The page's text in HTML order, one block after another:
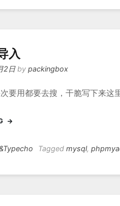
入
2日by packingbox
要用都要去搜，干脆写下来
Tagged mysql,